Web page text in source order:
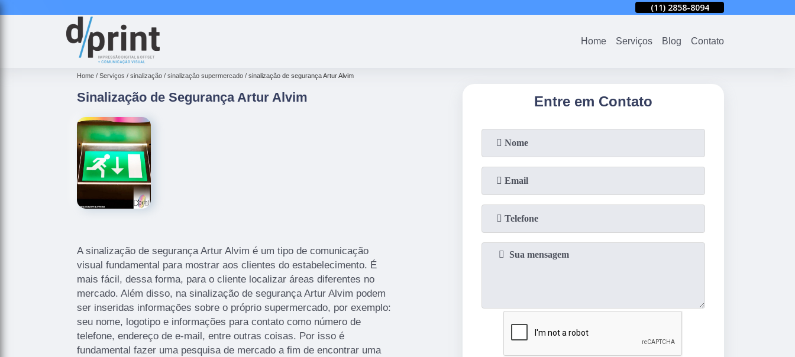
(11) 2858-8094
Home Serviços Blog Contato
Home Serviços sinalização sinalização supermercado sinalização de segurança Artur Alvim
Sinalização de Segurança Artur Alvim
A sinalização de segurança Artur Alvim é um tipo de comunicação
visual fundamental para mostrar aos clientes do estabelecimento. É
mais fácil, dessa forma, para o cliente localizar áreas diferentes no
mercado. Além disso, na sinalização de segurança Artur Alvim podem
ser inseridas informações sobre o próprio supermercado, por exemplo:
seu nome, logotipo e informações para contato como número de
telefone, endereço de e-mail, entre outras coisas. Por isso é
fundamental fazer uma pesquisa de mercado a fim de encontrar uma
Entre em Contato